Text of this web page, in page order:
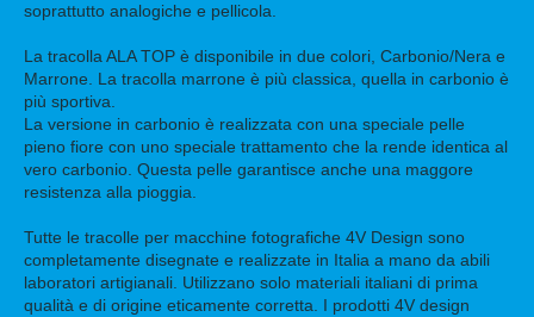
soprattutto analogiche e pellicola.
La tracolla ALA TOP è disponibile in due colori, Carbonio/Nera e
Marrone. La tracolla marrone è più classica, quella in carbonio è
più sportiva.
La versione in carbonio è realizzata con una speciale pelle
pieno fiore con uno speciale trattamento che la rende identica al
vero carbonio. Questa pelle garantisce anche una maggore
resistenza alla pioggia.
Tutte le tracolle per macchine fotografiche 4V Design sono
completamente disegnate e realizzate in Italia a mano da abili
laboratori artigianali. Utilizzano solo materiali italiani di prima
qualità e di origine eticamente corretta. I prodotti 4V design